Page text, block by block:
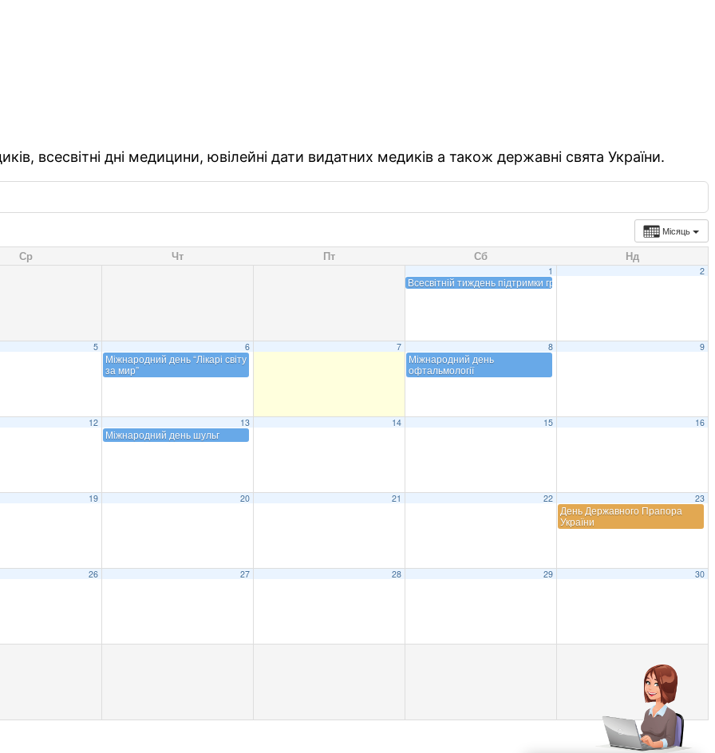
всесвітні дні медицини, ювілейні дати видатних медиків а також державні свята України.
Місяць
Ср Чт Пт Сб Нд
1
Всесвітній тиждень підтримки грудного вигодовування
2
5 6
Міжнародний день “Лікарі світу
за мир”
7 8
Міжнародний день
офтальмології
9
12 13
Міжнародний день шульг
14 15 16
19 20 21 22 23
День Державного Прапора
України
26 27 28 29 30